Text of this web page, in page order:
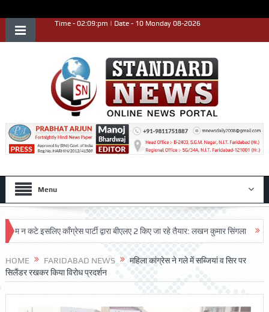
Time - 02:09:pm | Date - 10 Monday 08-2026
Menu
कटे इसलिए काँग्रेस पार्टी द्वारा बीएलए 2 किए जा रहे तैयार: लखन कुमार सिंगला
HOME FARIDABAD NEWS
महिला कांग्रेस ने गले में सब्जियां व सिर पर
सिलैंडर रखकर किया विरोध प्रदर्शन